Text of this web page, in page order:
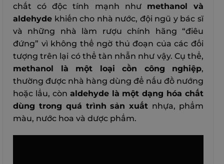
chất có độc tính mạnh như methanol và
aldehyde khiến cho nhà nước, đội ngũ y bác sĩ
và những nhà làm rượu chính hãng “điêu
đứng” vì không thể ngờ thủ đoạn của các đối
tượng trên lại có thể tàn nhẫn như vậy. Cụ thể,
methanol là một loại cồn công nghiệp,
thường được nhà hàng dùng để nấu đồ nướng
hoặc lẩu, còn aldehyde là một dạng hóa chất
dùng trong quá trình sản xuất nhựa, phẩm
màu, nước hoa và dược phẩm.